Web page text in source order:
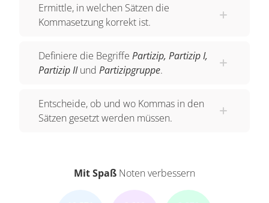
Ermittle, in welchen Sätzen die
Kommasetzung korrekt ist.
Definiere die Begriffe Partizip, Partizip I,
Partizip IIund Partizipgruppe.
Entscheide, ob und wo Kommas in den
Sätzen gesetzt werden müssen.
Mit Spaß Noten verbessern